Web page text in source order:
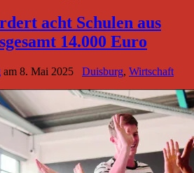
acht Schulen aus
14.000 Euro
am 8. Mai 2025 Duisburg, Wirtschaft